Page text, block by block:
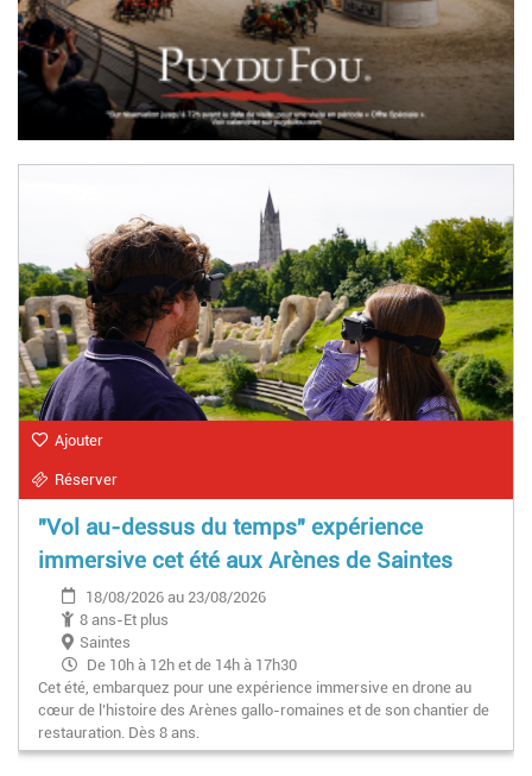
Ajouter
Réserver
"Vol au-dessus du temps" expérience
immersive cet été aux Arènes de Saintes
18/08/2026 au 23/08/2026
8 ans-Et plus
Saintes
De 10h à 12h et de 14h à 17h30
Cet été, embarquez pour une expérience immersive en drone au
cœur de l’histoire des Arènes gallo-romaines et de son chantier de
restauration. Dès 8 ans.